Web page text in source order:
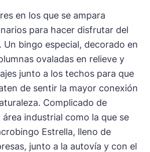
en los que se ampara
para hacer disfrutar del
Un bingo especial, decorado en
ovaladas en relieve y
junto a los techos para que
de sentir la mayor conexión
Complicado de
industrial como la que se
Estrella, lleno de
junto a la autovía y con el